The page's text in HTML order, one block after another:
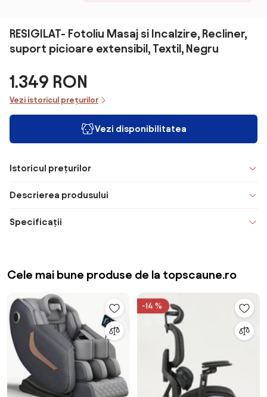
RESIGILAT- Fotoliu Masaj si Incalzire, Recliner,
suport picioare extensibil, Textil, Negru
1.349 RON
Vezi istoricul prețurilor
Vezi disponibilitatea
Istoricul prețurilor
Descrierea produsului
Specificații
Cele mai bune produse de la topscaune.ro
-14 %